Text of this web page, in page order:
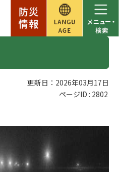
更新日：2026年03月17日
ページID : 2802